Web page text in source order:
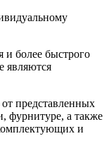
и более быстрого
являются
представленных
фурнитуре, а также
и